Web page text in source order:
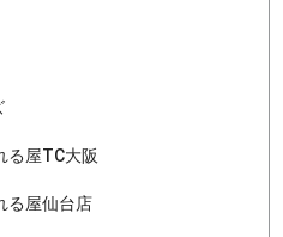
る屋TC大阪
る屋仙台店